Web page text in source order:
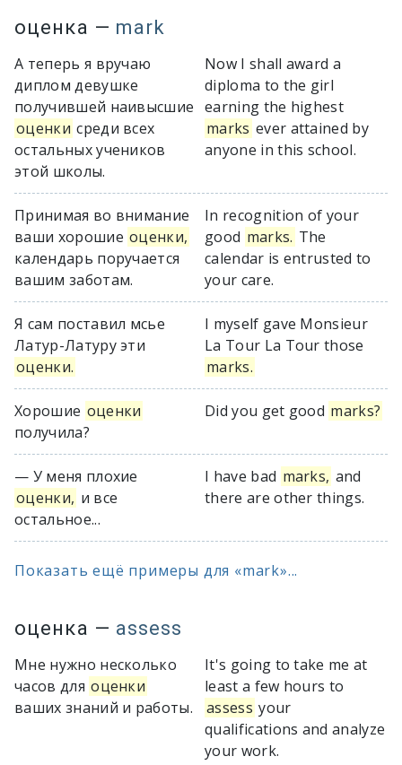
оценка — mark
А теперь я вручаю
диплом девушке
получившей наивысшие
оценки среди всех
остальных учеников
этой школы.
Now I shall award a
diploma to the girl
earning the highest
marks ever attained by
anyone in this school.
Принимая во внимание
ваши хорошие оценки,
календарь поручается
вашим заботам.
In recognition of your
good marks. The
calendar is entrusted to
your care.
Я сам поставил мсье
Латур-Латуру эти
оценки.
I myself gave Monsieur
La Tour La Tour those
marks.
Хорошие оценки
получила?
Did you get good marks?
— У меня плохие
оценки, и все
остальное...
I have bad marks, and
there are other things.
Показать ещё примеры для «mark»...
оценка — assess
Мне нужно несколько
часов для оценки
ваших знаний и работы.
It's going to take me at
least a few hours to
assess your
qualifications and analyze
your work.